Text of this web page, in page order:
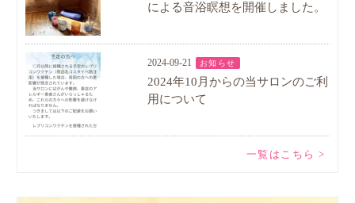
による音浴瞑想を開催しました。
2024-09-21 お知らせ
2024年10月からの当サロンのご利
用について
一覧はこちら >